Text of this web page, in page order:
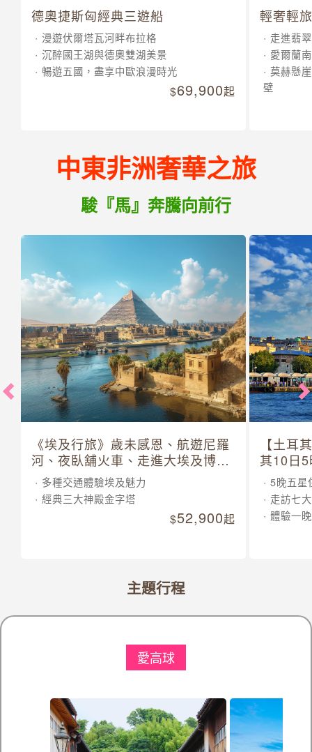
德奧捷斯匈經典三遊船
漫遊伏爾塔瓦河畔布拉格
沉醉國王湖與德奧雙湖美景
暢遊五國，盡享中歐浪漫時光
69,900起
輕奢輕
走進翡
愛爾蘭
莫赫懸
壁
中東非洲奢華之旅
駿『馬』奔騰向前行
《埃及行旅》歲未感恩、航遊尼羅
河、夜臥舖火車、走進大埃及博物
館 10 日
多種交通體驗埃及魅力
經典三大神殿金字塔
52,900起
【土耳
其10日
5晚五星
走訪七
體驗一
愛高球
主題行程